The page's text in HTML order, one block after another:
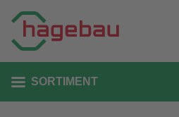
SORTIMENT